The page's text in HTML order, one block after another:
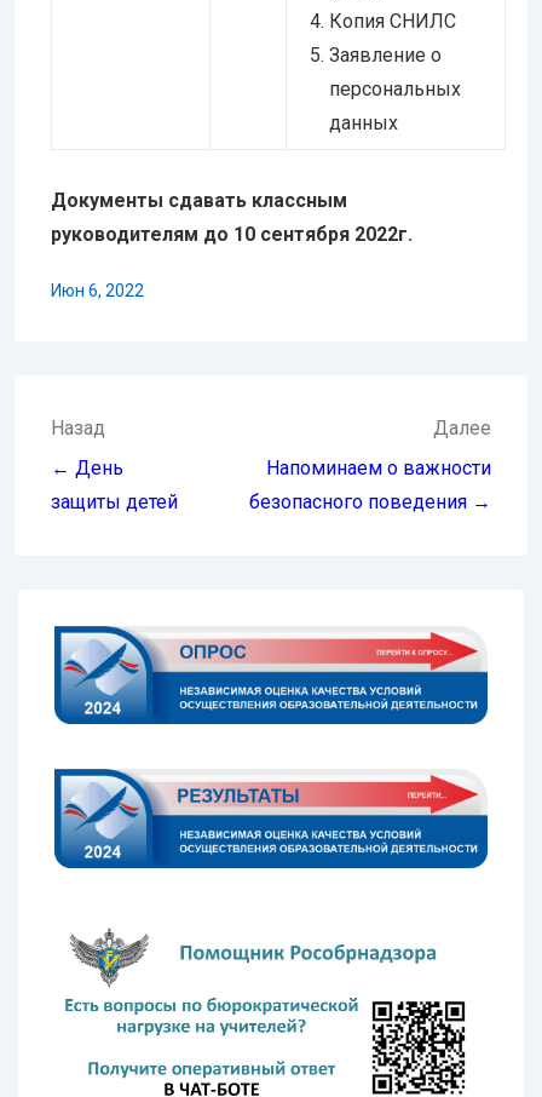
Копия СНИЛС
Заявление о
персональных
данных
Документы сдавать классным
руководителям до 10 сентября 2022г.
Июн 6, 2022
Навигация
по
записям
Назад
← День
защиты детей
Далее
Напоминаем о важности
безопасного поведения →